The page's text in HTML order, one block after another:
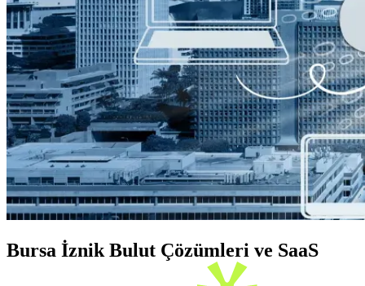
Bursa İznik Bulut Çözümleri ve SaaS